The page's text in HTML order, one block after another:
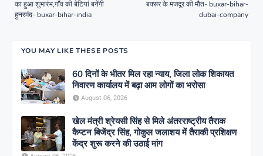
बक्सर के मजदूर की मौत- buxar-bihar-
dubai-company
का हुआ शुभारंभ,गाँव की बेटियां बनेंगी
हुनरमंद- buxar-bihar-india
YOU MAY LIKE THESE POSTS
60 दिनों के भीतर मिल रहा न्याय, जिला लोक शिकायत
निवारण कार्यालय में बढ़ा आम लोगों का भरोसा
August 06, 2026
खेल मंत्री श्रेयसी सिंह से मिले अंतरराष्ट्रीय तैराक
कैप्टन बिजेंद्र सिंह, गोकुल जलाशय में तैराकी प्रशिक्षण
केंद्र शुरू करने की उठाई मांग